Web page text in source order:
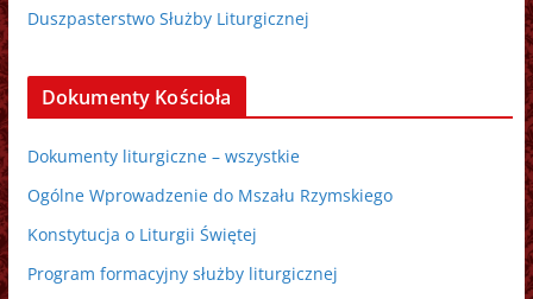
Duszpasterstwo Służby Liturgicznej
Dokumenty Kościoła
Dokumenty liturgiczne – wszystkie
Ogólne Wprowadzenie do Mszału Rzymskiego
Konstytucja o Liturgii Świętej
Program formacyjny służby liturgicznej